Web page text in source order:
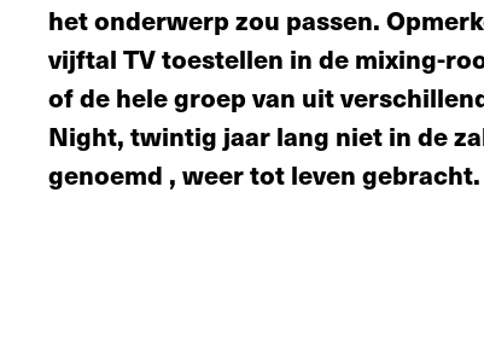
het onderwerp zou passen.
vijftal TV toestellen in de mixing-
of de hele groep van uit
Night, twintig jaar lang niet in de
genoemd , weer tot leven